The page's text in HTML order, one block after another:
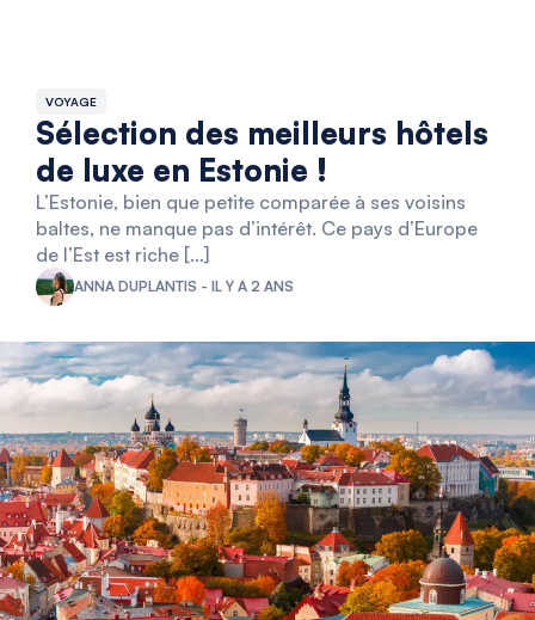
VOYAGE
Sélection des meilleurs hôtels
de luxe en Estonie !
L’Estonie, bien que petite comparée à ses voisins
baltes, ne manque pas d’intérêt. Ce pays d’Europe
de l’Est est riche […]
ANNA DUPLANTIS - IL Y A 2 ANS